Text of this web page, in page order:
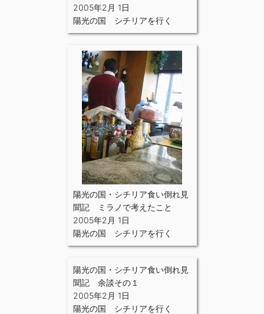
2005年2月 1日
陽光の国 シチリアを行く
陽光の国・シチリア食い倒れ見
聞記 ミラノで考えたこと
2005年2月 1日
陽光の国 シチリアを行く
陽光の国・シチリア食い倒れ見
聞記 余談その１
2005年2月 1日
陽光の国 シチリアを行く